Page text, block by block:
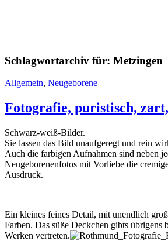
Schlagwortarchiv für: Metzingen
Allgemein, Neugeborene
Fotografie, puristisch,
Schwarz-weiß-Bilder.
Sie lassen das Bild unaufgeregt und rein
Auch die farbigen Aufnahmen sind neben
Neugeborenenfotos mit Vorliebe die
Ausdruck.
Ein kleines feines Detail, mit unendlich
Farben. Das süße Deckchen gibts übrigens
Werken vertreten.